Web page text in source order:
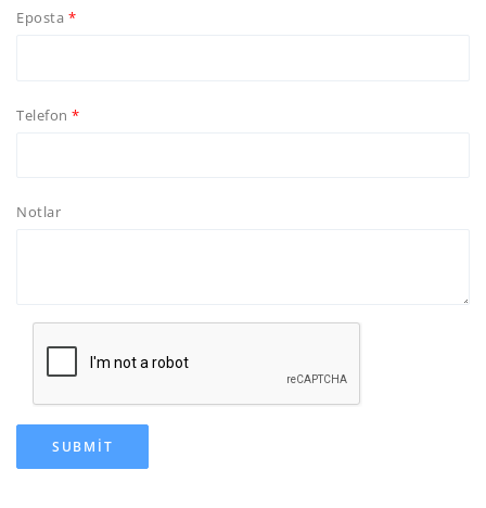
Eposta
Telefon
Notlar
SUBMIT